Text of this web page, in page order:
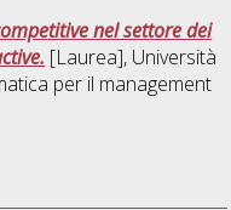
nel settore dei
[Laurea], Università
per il management